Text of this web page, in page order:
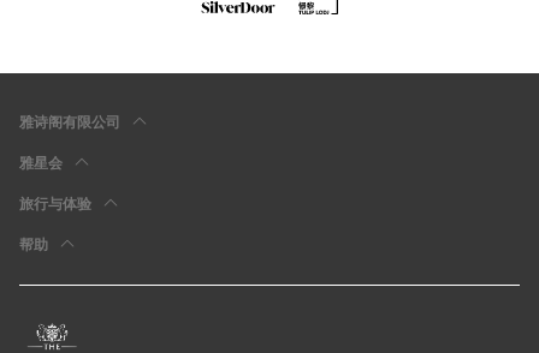
雅诗阁有限公司
雅星会
旅行与体验
帮助